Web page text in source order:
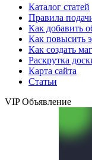
Каталог статей
Правила
Как добавить
Как повысить
Как создать
Раскрутка
Карта сайта
Статьи
VIP Объявление